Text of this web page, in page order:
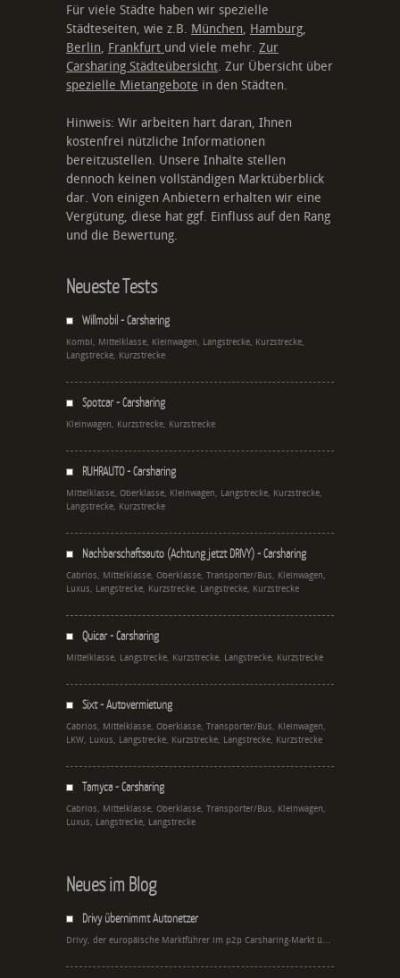
Für viele Städte haben wir spezielle
Städteseiten, wie z.B. München, Hamburg,
Berlin, Frankfurt und viele mehr. Zur
Carsharing Städteübersicht. Zur Übersicht über
spezielle Mietangebote in den Städten.
Hinweis: Wir arbeiten hart daran, Ihnen
kostenfrei nützliche Informationen
bereitzustellen. Unsere Inhalte stellen
dennoch keinen vollständigen Marktüberblick
dar. Von einigen Anbietern erhalten wir eine
Vergütung, diese hat ggf. Einfluss auf den Rang
und die Bewertung.
Neueste Tests
Willmobil - Carsharing
Kombi, Mittelklasse, Kleinwagen, Langstrecke, Kurzstrecke,
Langstrecke, Kurzstrecke
Spotcar - Carsharing
Kleinwagen, Kurzstrecke, Kurzstrecke
RUHRAUTO - Carsharing
Mittelklasse, Oberklasse, Kleinwagen, Langstrecke, Kurzstrecke,
Langstrecke, Kurzstrecke
Nachbarschaftsauto (Achtung jetzt DRIVY) - Carsharing
Cabrios, Mittelklasse, Oberklasse, Transporter/Bus, Kleinwagen,
Luxus, Langstrecke, Kurzstrecke, Langstrecke, Kurzstrecke
Quicar - Carsharing
Mittelklasse, Langstrecke, Kurzstrecke, Langstrecke, Kurzstrecke
Sixt - Autovermietung
Cabrios, Mittelklasse, Oberklasse, Transporter/Bus, Kleinwagen,
LKW, Luxus, Langstrecke, Kurzstrecke, Langstrecke, Kurzstrecke
Tamyca - Carsharing
Cabrios, Mittelklasse, Oberklasse, Transporter/Bus, Kleinwagen,
Luxus, Langstrecke, Langstrecke
Neues im Blog
Drivy übernimmt Autonetzer
Drivy, der europäische Marktführer im p2p Carsharing-Markt ü...